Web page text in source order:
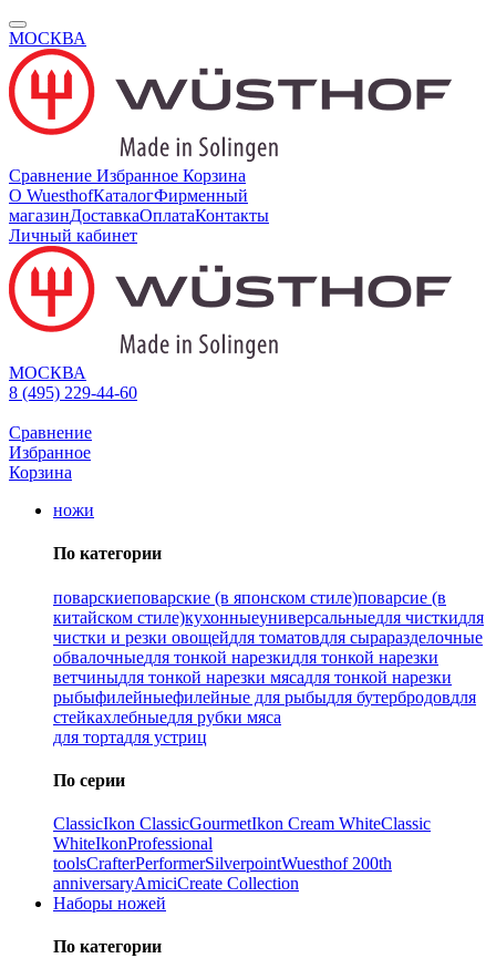
МОСКВА
Сравнение Избранное Корзина
О WuesthofКаталогФирменный
магазинДоставкаОплатаКонтакты
Личный кабинет
МОСКВА
8 (495) 229-44-60
Сравнение
Избранное
Корзина
ножи
По категории
поварскиеповарские (в японском стиле)поварсие (в
китайском стиле)кухонныеуниверсальныедля чисткидля
чистки и резки овощейдля томатовдля сыраразделочные
обвалочныедля тонкой нарезкидля тонкой нарезки
ветчиныдля тонкой нарезки мясадля тонкой нарезки
рыбыфилейныефилейные для рыбыдля бутербродовдля
стейкахлебныедля рубки мяса
для тортадля устриц
По серии
ClassicIkon ClassiсGourmetIkon Cream WhiteClassic
WhiteIkonProfessional
toolsCrafterPerformerSilverpointWuesthof 200th
anniversaryAmiciCreate Collection
Наборы ножей
По категории